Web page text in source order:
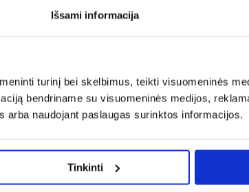
Išsami informacija
turinį bei skelbimus, teikti visuomeninės
bendriname su visuomeninės medijos,
arba naudojant paslaugas surinktos informacijos.
Tinkinti